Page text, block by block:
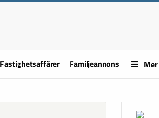
Fastighetsaffärer Familjeannons Mer